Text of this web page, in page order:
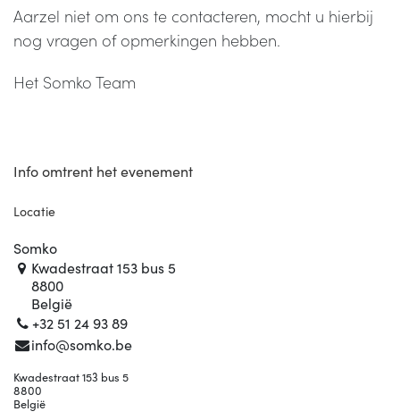
Aarzel niet om ons te contacteren, mocht u hierbij
nog vragen of opmerkingen hebben.
Het Somko Team
Info omtrent het evenement
Locatie
Somko
Kwadestraat 153 bus 5
8800
België
+32 51 24 93 89
info@somko.be
Kwadestraat 153 bus 5
8800
België